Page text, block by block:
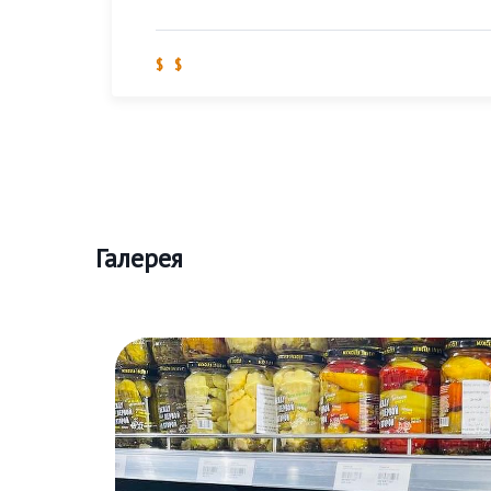
$ $
Галерея